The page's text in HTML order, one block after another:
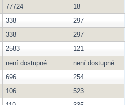
77724
18
338
297
338
297
2583
121
není dostupné
není dostupné
696
254
106
523